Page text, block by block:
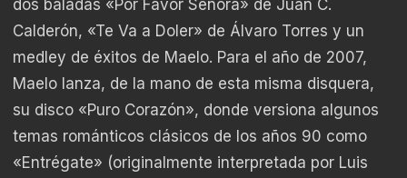
dos baladas «Por Favor Señora» de Juan C.
Calderón, «Te Va a Doler» de Álvaro Torres y un
medley de éxitos de Maelo. Para el año de 2007,
Maelo lanza, de la mano de esta misma disquera,
su disco «Puro Corazón», donde versiona algunos
temas románticos clásicos de los años 90 como
«Entrégate» (originalmente interpretada por Luis